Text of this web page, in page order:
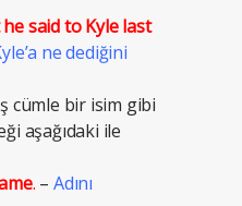
said to Kyle last
ne dediğini
cümle bir isim gibi
aşağıdaki ile
. –Adını